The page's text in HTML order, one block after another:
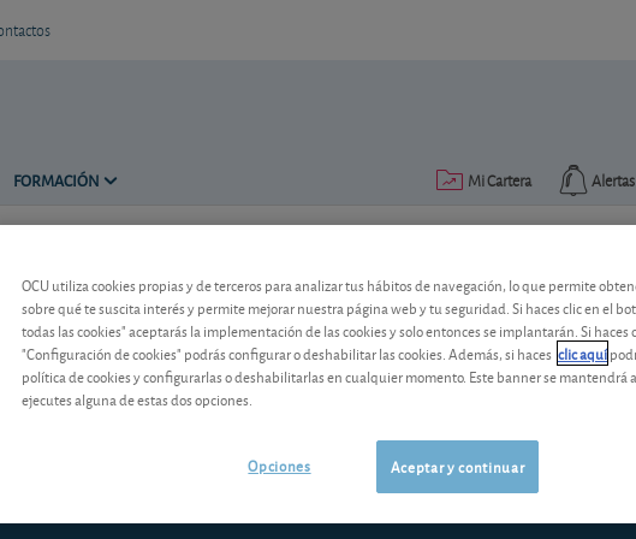
FORMACIÓN Alertas
Mi Cartera
Tiempo de lectura: 3 min.
El Metavalor Global, a todo
El Metavalor Global es una buena
que quieran seguir nuestra cartera
OCU utiliza cookies propias y de terceros para analizar tus hábitos de navegación, lo que permite
sobre qué te suscita interés y permite mejorar nuestra página web y tu seguridad. Si haces clic en el
todas las cookies" aceptarás la implementación de las cookies y solo entonces se implantarán. Si haces
"Configuración de cookies" podrás configurar o deshabilitar las cookies. Además, si haces clic aquí
política de cookies y configurarlas o deshabilitarlas en cualquier momento. Este banner se mantendrá
ejecutes alguna de estas dos opciones.
Aceptar y continuar
Opciones